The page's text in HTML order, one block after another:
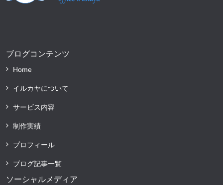
ブログコンテンツ
Home
イルカヤについて
サービス内容
制作実績
プロフィール
ブログ記事一覧
ソーシャルメディア